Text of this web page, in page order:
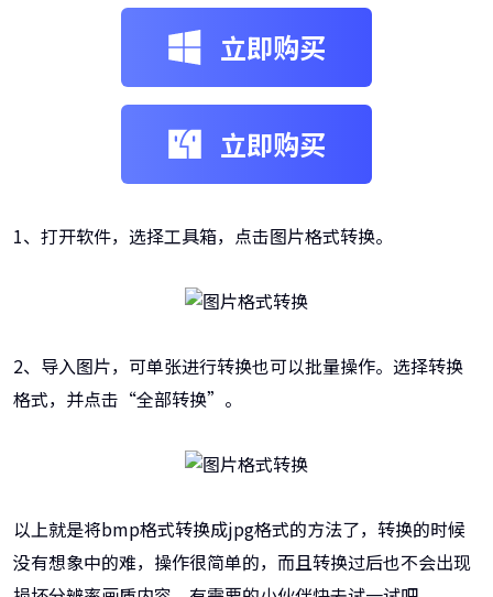
立即购买
立即购买
1、打开软件，选择工具箱，点击图片格式转换。
2、导入图片，可单张进行转换也可以批量操作。选择转换
格式，并点击“全部转换”。
以上就是将bmp格式转换成jpg格式的方法了，转换的时候
没有想象中的难，操作很简单的，而且转换过后也不会出现